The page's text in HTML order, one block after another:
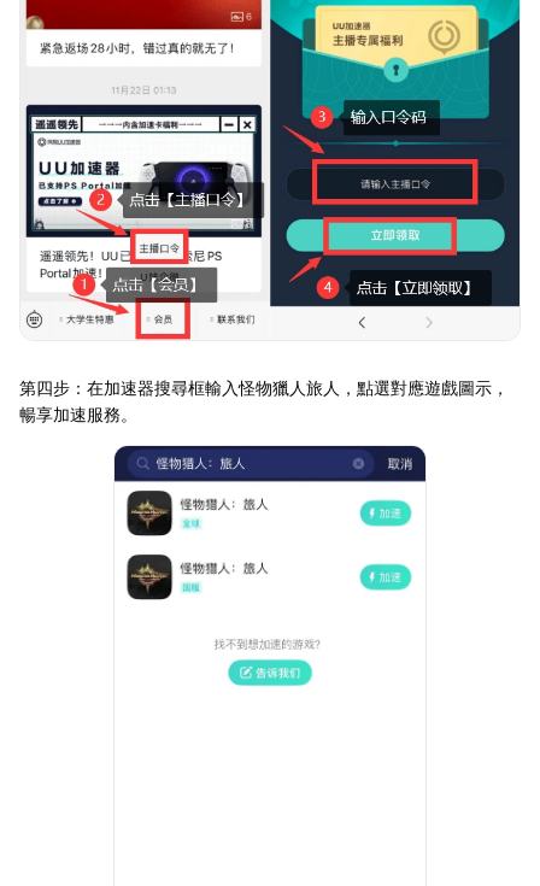
第四步：在加速器搜尋框輸入怪物獵人旅人，點選對應遊戲圖示，
暢享加速服務。